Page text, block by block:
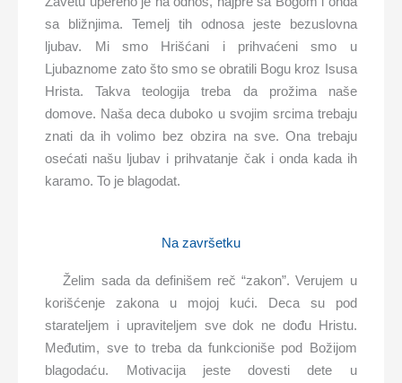
sa bližnjima. Temelj tih odnosa jeste bezuslovna
ljubav. Mi smo Hrišćani i prihvaćeni smo u
Ljubaznome zato što smo se obratili Bogu kroz Isusa
Hrista. Takva teologija treba da prožima naše
domove. Naša deca duboko u svojim srcima trebaju
znati da ih volimo bez obzira na sve. Ona trebaju
osećati našu ljubav i prihvatanje čak i onda kada ih
karamo. To je blagodat.
Na završetku
Želim sada da definišem reč “zakon”. Verujem u
korišćenje zakona u mojoj kući. Deca su pod
starateljem i upraviteljem sve dok ne dođu Hristu.
Međutim, sve to treba da funkcioniše pod Božijom
blagodaću. Motivacija jeste dovesti dete u